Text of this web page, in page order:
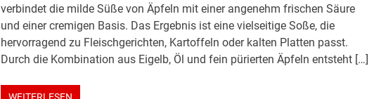
verbindet die milde Süße von Äpfeln mit einer angenehm frischen Säure
und einer cremigen Basis. Das Ergebnis ist eine vielseitige Soße, die
hervorragend zu Fleischgerichten, Kartoffeln oder kalten Platten passt.
Durch die Kombination aus Eigelb, Öl und fein pürierten Äpfeln entsteht […]